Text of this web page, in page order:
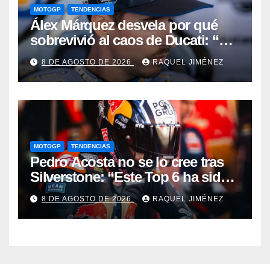
MOTOGP TENDENCIAS
Álex Márquez desvela por qué
sobrevivió al caos de Ducati: “No
sé cómo acabé siendo el mejor”
8 DE AGOSTO DE 2026 RAQUEL JIMÉNEZ
MOTOGP TENDENCIAS
Pedro Acosta no se lo cree tras
Silverstone: “Este Top 6 ha sido
una sorpresa”
8 DE AGOSTO DE 2026 RAQUEL JIMÉNEZ